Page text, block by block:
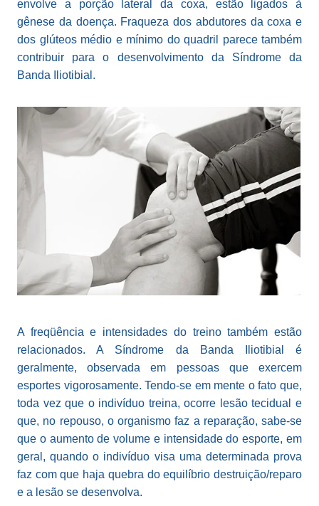
envolve a porção lateral da coxa, estão ligados à
gênese da doença. Fraqueza dos abdutores da coxa e
dos glúteos médio e mínimo do quadril parece também
contribuir para o desenvolvimento da Síndrome da
Banda Iliotibial.
A freqüência e intensidades do treino também estão
relacionados. A Síndrome da Banda Iliotibial é
geralmente, observada em pessoas que exercem
esportes vigorosamente. Tendo-se em mente o fato que,
toda vez que o indivíduo treina, ocorre lesão tecidual e
que, no repouso, o organismo faz a reparação, sabe-se
que o aumento de volume e intensidade do esporte, em
geral, quando o indivíduo visa uma determinada prova
faz com que haja quebra do equilíbrio destruição/reparo
e a lesão se desenvolva.